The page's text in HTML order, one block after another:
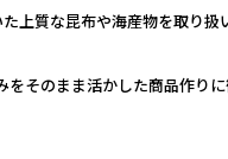
上質な昆布や海産物を取り
そのまま活かした商品作りに